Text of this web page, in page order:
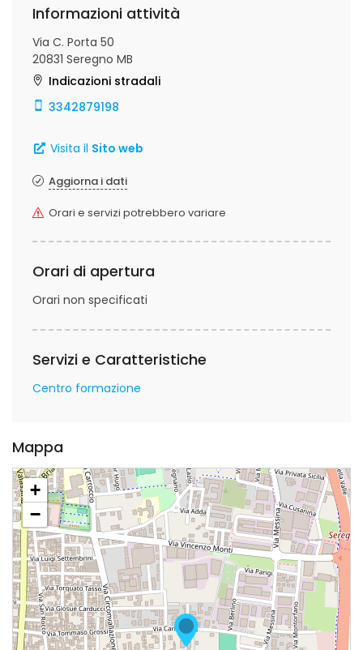
Informazioni attività
Via C. Porta 50
20831 Seregno MB
Indicazioni stradali
3342879198
Visita il Sito web
Aggiorna i dati
Orari e servizi potrebbero variare
Orari di apertura
Orari non specificati
Servizi e Caratteristiche
Centro formazione
Mappa
+
−